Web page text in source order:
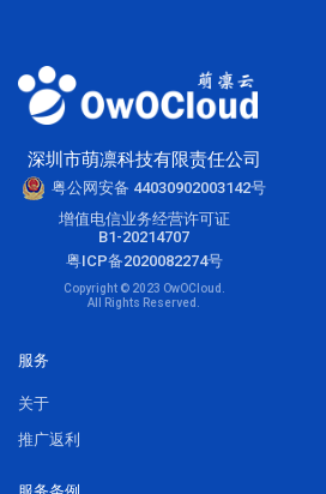
深圳市萌凛科技有限责任公司
粤公网安备 44030902003142号
增值电信业务经营许可证
B1-20214707
粤ICP备2020082274号
Copyright © 2023 OwOCloud.
All Rights Reserved.
服务
关于
推广返利